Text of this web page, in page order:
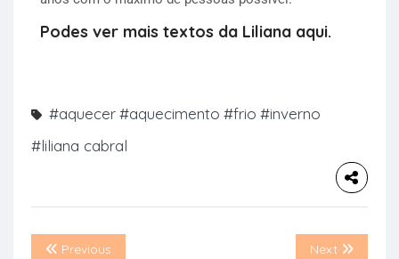
Podes ver mais textos da Liliana aqui.
#aquecer#aquecimento #frio #inverno
#liliana cabral
Previous Next